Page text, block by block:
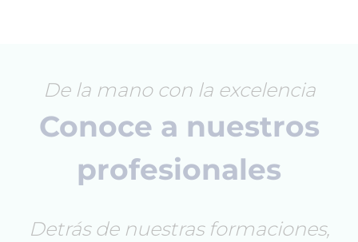
De la mano con la excelencia
Conoce a nuestros
profesionales
Detrás de nuestras formaciones,